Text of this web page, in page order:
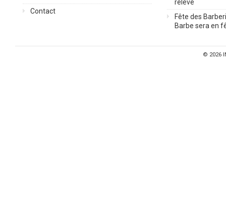
Contact
relève
Fête des
Barbe sera en
© 2026